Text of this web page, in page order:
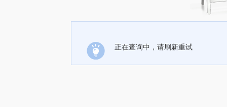
正在查询中，请刷新重试